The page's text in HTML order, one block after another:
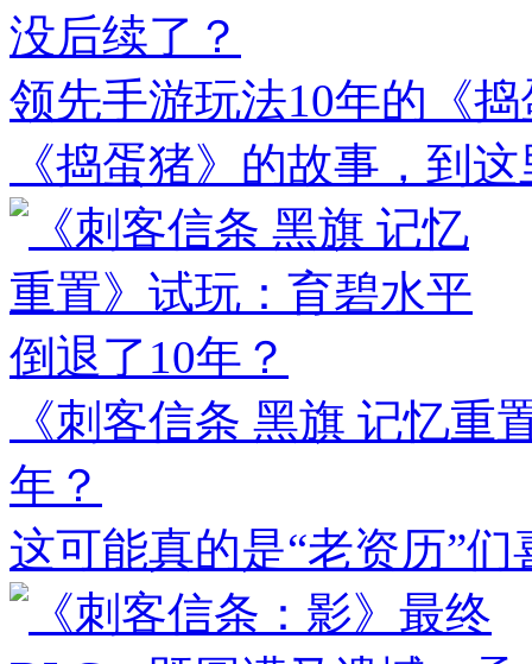
领先手游玩法10年的《
《捣蛋猪》的故事，到
《刺客信条 黑旗 记忆重
年？
这可能真的是“老资历”